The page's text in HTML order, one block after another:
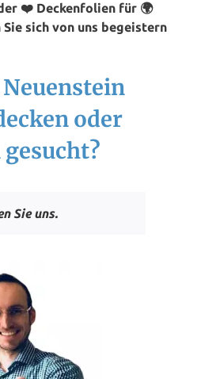
❤️ Deckenfolien für 🌍
Sie sich von uns begeistern
oder
Sie uns.